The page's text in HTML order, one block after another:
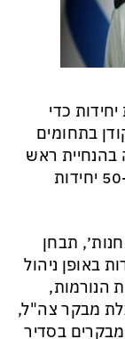
כדי
בתחומים
בהנחיית ראש
המטה הכללי, רב-אלוף אביב כוכבי, בכ-50 יחידות
תבחן
באופן ניהול
הנורמות,
מבקר צה"ל,
מבקרים בסדיר